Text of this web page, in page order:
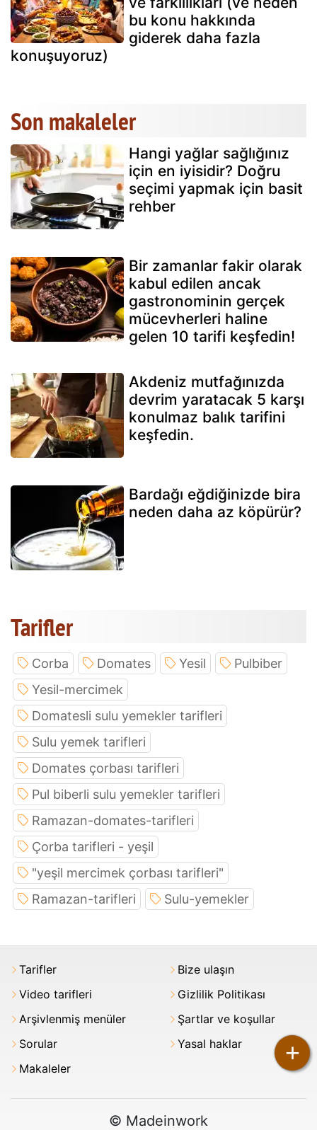
+
bu konu hakkında
giderek daha fazla
konuşuyoruz)
Son makaleler
Hangi yağlar sağlığınız
için en iyisidir? Doğru
seçimi yapmak için basit
rehber
Bir zamanlar fakir olarak
kabul edilen ancak
gastronominin gerçek
mücevherleri haline
gelen 10 tarifi keşfedin!
Akdeniz mutfağınızda
devrim yaratacak 5 karşı
konulmaz balık tarifini
keşfedin.
Bardağı eğdiğinizde bira
neden daha az köpürür?
Tarifler
Corba Domates Yesil
Pulbiber
Yesil-mercimek
Domatesli sulu yemekler tarifleri
Sulu yemek tarifleri
Domates çorbası tarifleri
Pul biberli sulu yemekler tarifleri
Ramazan-domates-tarifleri
Çorba tarifleri - yeşil
"yeşil mercimek çorbası tarifleri"
Ramazan-tarifleri
Sulu-yemekler
Tarifler
Video tarifleri
Arşivlenmiş menüler
Sorular
Makaleler
Bize ulaşın
Gizlilik Politikası
Şartlar ve koşullar
Yasal haklar
© Madeinwork